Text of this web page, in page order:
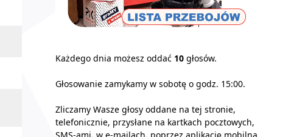
Każdego dnia możesz oddać 10 głosów.
Głosowanie zamykamy w sobotę o godz. 15:00.
Zliczamy Wasze głosy oddane na tej stronie,
telefonicznie, przysłane na kartkach pocztowych,
SMS-ami, w e-mailach, poprzez aplikację mobilną